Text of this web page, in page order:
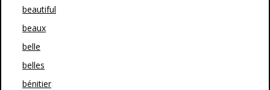
beautiful
beaux
belle
belles
bénitier